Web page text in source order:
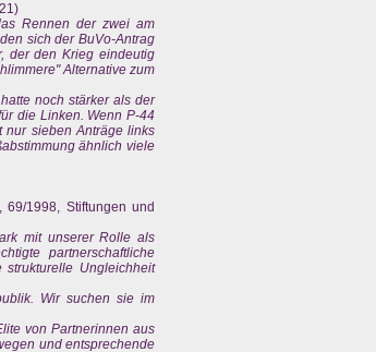
Rennen der zwei am
sich der BuVo-Antrag
der den Krieg eindeutig
Alternative zum
noch stärker als der
die Linken. Wenn P-44
nur sieben Anträge links
ähnlich viele
69/1998, Stiftungen und
mit unserer Rolle als
partnerschaftliche
Ungleichheit
Wir suchen sie im
von Partnerinnen aus
und entsprechende